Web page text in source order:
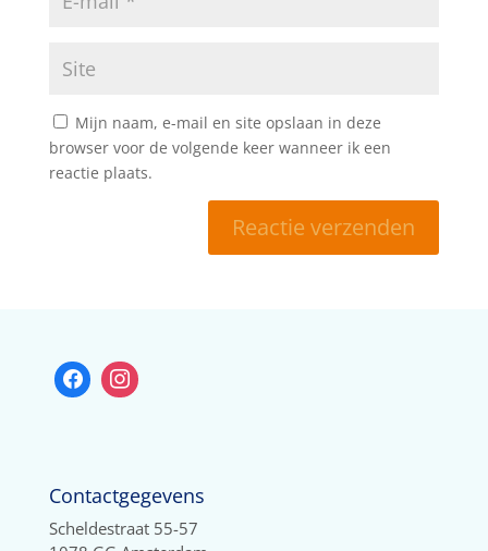
Mijn naam, e-mail en site opslaan in deze
browser voor de volgende keer wanneer ik een
reactie plaats.
Contactgegevens
Scheldestraat 55-57